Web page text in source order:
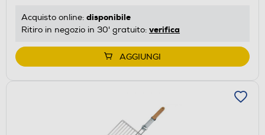
Acquisto online: disponibile
Ritiro in negozio in 30' gratuito: verifica
AGGIUNGI